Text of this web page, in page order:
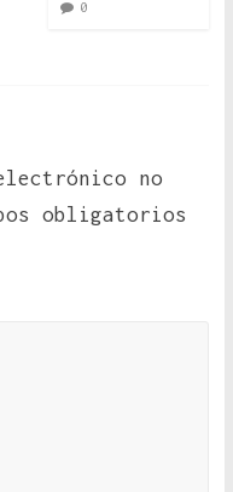
0
no
obligatorios